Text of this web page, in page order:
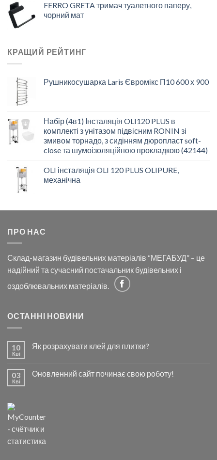
FERRO GRETA тримач туалетного паперу,
чорний мат
КРАЩИЙ РЕЙТИНГ
Рушникосушарка Laris Євромікс П10 600 х 900
Набір (4в1) Інсталяція OLI120 PLUS в
комплекті з унітазом підвісним RONIN зі
змивом торнадо, з сидінням дюропласт soft-
close та шумоізоляційною прокладкою (42144)
OLI інсталяція OLI 120 PLUS OLIPURE,
механічна
ПРО НАС
Склад-магазин будівельних матеріалів “МЕГАБУД” – це
надійний та сучасний постачальник будівельних і
оздоблювальних матеріалів.
ОСТАННІ НОВИНИ
10
Кві
Як розрахувати клей для плитки?
03
Кві
Оновленний сайт починає свою роботу!